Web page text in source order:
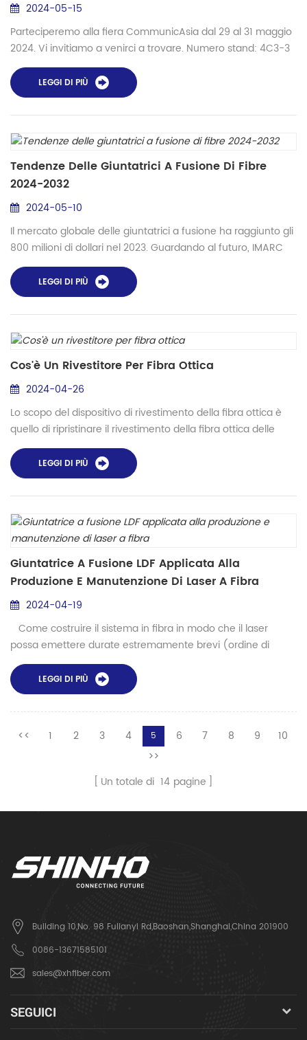
2024-05-15
Parteciperemo alla fiera CommunicAsia dal 29 al 31 maggio
2024. Vi invitiamo a venirci a trovare. Numero stand: 4C3-3
Indirizzo: 1 EXPO DRIVE SINGAPORE 486150, SINGAPORE EXPO
Connettere Shinho, connettere il futuro.
LEGGI DI PIÙ
Tendenze Delle Giuntatrici A Fusione Di Fibre
2024-2032
2024-05-10
Il mercato globale delle giuntatrici a fusione ha raggiunto gli
800 milioni di dollari nel 2023. Guardando al futuro, IMARC
Group prevede che il mercato raggiungerà i 1.300 milioni di
dollari entro il 2032, con un tasso di crescita (CAGR) del
5,2% nel periodo 2024-2032. La tendenza crescente delle
soluzioni basate su cloud, insieme alla crescente necessità
di reti, all'aumento del supporto tecnico...
LEGGI DI PIÙ
Cos'è Un Rivestitore Per Fibra Ottica
2024-04-26
Lo scopo del dispositivo di rivestimento della fibra ottica è
quello di ripristinare il rivestimento della fibra ottica delle
fibre ottiche ordinarie lavorate o di vari tipi di fibre ottiche
come le fibre ottiche a mantenimento della polarizzazione e
le fibre ottiche a nastro. Il metodo di implementazione del
rivestitore per fibra ottica è: la funzione principale del
rivestitore per fibra ottica è...
LEGGI DI PIÙ
Giuntatrice A Fusione LDF Applicata Alla
Produzione E Manutenzione Di Laser A Fibra
2024-04-19
Come costruire il sistema in fibra in modo che il laser
possa emettere durate estremamente brevi (ordine di
grandezza 10-15 s) ed emettere ripetutamente sequenze di
impulsi. In modo che il laser in caso di basso consumo
energetico, l'uscita del laser abbia una potenza di picco.
Questa tecnica per produrre impulsi ultracorti è chiamata
mode-locking. Dopo aver ulteriormente migliorato la
potenza ...
LEGGI DI PIÙ
<< 1 2 3 4 5 6 7 8 9
10
>>
Un totale di 14 pagine
Building 10,No. 98 Fulianyi Rd,Baoshan,Shanghai,China 201900
0086-13671585101
sales@xhfiber.com
SEGUICI